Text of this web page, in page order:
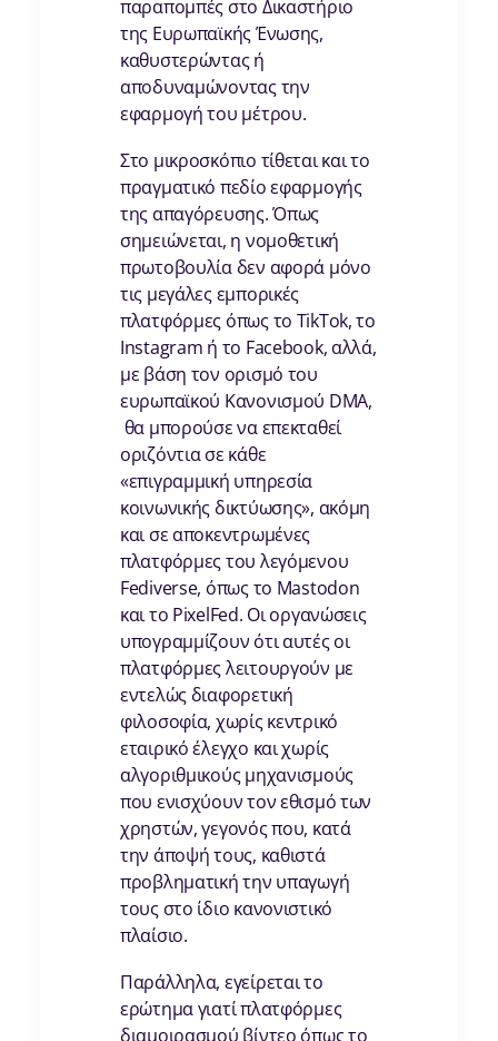
παραπομπές στο Δικαστήριο
της Ευρωπαϊκής Ένωσης,
καθυστερώντας ή
αποδυναμώνοντας την
εφαρμογή του μέτρου.
Στο μικροσκόπιο τίθεται και το
πραγματικό πεδίο εφαρμογής
της απαγόρευσης. Όπως
σημειώνεται, η νομοθετική
πρωτοβουλία δεν αφορά μόνο
τις μεγάλες εμπορικές
πλατφόρμες όπως το TikTok, το
Instagram ή το Facebook, αλλά,
με βάση τον ορισμό του
ευρωπαϊκού Κανονισμού DMA,
θα μπορούσε να επεκταθεί
οριζόντια σε κάθε
«επιγραμμική υπηρεσία
κοινωνικής δικτύωσης», ακόμη
και σε αποκεντρωμένες
πλατφόρμες του λεγόμενου
Fediverse, όπως το Mastodon
και το PixelFed. Οι οργανώσεις
υπογραμμίζουν ότι αυτές οι
πλατφόρμες λειτουργούν με
εντελώς διαφορετική
φιλοσοφία, χωρίς κεντρικό
εταιρικό έλεγχο και χωρίς
αλγοριθμικούς μηχανισμούς
που ενισχύουν τον εθισμό των
χρηστών, γεγονός που, κατά
την άποψή τους, καθιστά
προβληματική την υπαγωγή
τους στο ίδιο κανονιστικό
πλαίσιο.
Παράλληλα, εγείρεται το
ερώτημα γιατί πλατφόρμες
διαμοιρασμού βίντεο όπως το